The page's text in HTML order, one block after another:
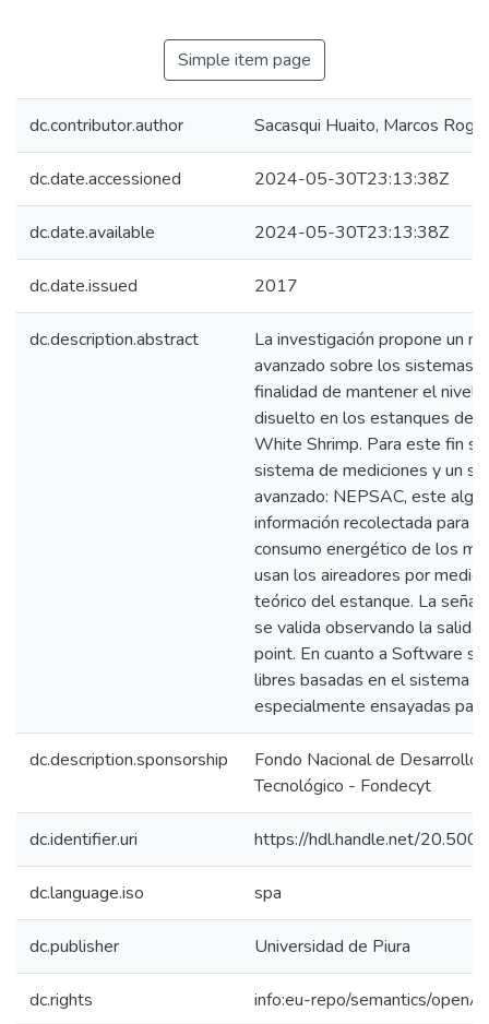
Simple item page
dc.contributor.author Sacasqui Huaito, Marcos
dc.date.accessioned 2024-05-30T23:13:38Z
dc.date.available 2024-05-30T23:13:38Z
dc.date.issued 2017
dc.description.abstract
La investigación propone un
avanzado sobre los sistemas
finalidad de mantener el nivel
disuelto en los estanques de
White Shrimp. Para este fin
sistema de mediciones y un
avanzado: NEPSAC, este
información recolectada para
consumo energético de los
usan los aireadores por
teórico del estanque. La
se valida observando la
point. En cuanto a Software
libres basadas en el sistema
especialmente ensayadas
dc.description.sponsorship
Fondo Nacional de Desarrollo
Tecnológico - Fondecyt
dc.identifier.uri https://hdl.handle.net/
dc.language.iso spa
dc.publisher Universidad de Piura
dc.rights info:eu-repo/semantics/